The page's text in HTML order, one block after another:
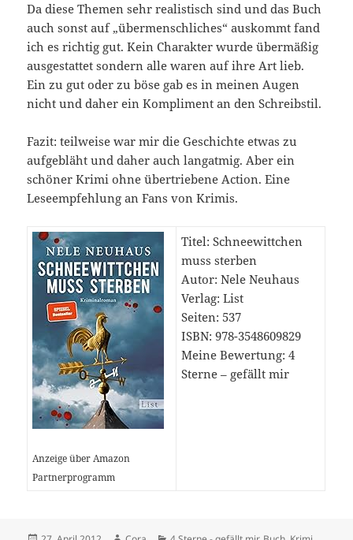
Da diese Themen sehr realistisch sind und das Buch
auch sonst auf „übermenschliches“ auskommt fand
ich es richtig gut. Kein Charakter wurde übermäßig
ausgestattet sondern alle waren auf ihre Art lieb.
Ein zu gut oder zu böse gab es in meinen Augen
nicht und daher ein Kompliment an den Schreibstil.
Fazit: teilweise war mir die Geschichte etwas zu
aufgebläht und daher auch langatmig. Aber ein
schöner Krimi ohne übertriebene Action. Eine
Leseempfehlung an Fans von Krimis.
Anzeige über Amazon
Partnerprogramm
Titel: Schneewittchen
muss sterben
Autor: Nele Neuhaus
Verlag: List
Seiten: 537
ISBN: 978-3548609829
Meine Bewertung: 4
Sterne – gefällt mir